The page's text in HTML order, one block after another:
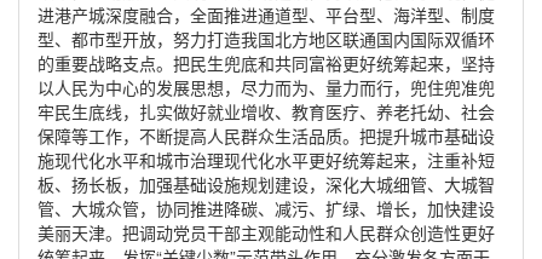
进港产城深度融合，全面推进通道型、平台型、海洋型、制度
型、都市型开放，努力打造我国北方地区联通国内国际双循环
的重要战略支点。把民生兜底和共同富裕更好统筹起来，坚持
以人民为中心的发展思想，尽力而为、量力而行，兜住兜准兜
牢民生底线，扎实做好就业增收、教育医疗、 养老托幼、 社会
保障等工作，不断提高人民群众生活品质。 把提升城市基础设
施现代化水平和城市治理现代化水平更好统筹起来，注重补短
板、扬长板，加强基础设施规划建设，深化大城细管、大城智
管、大城众管，协同推进降碳、减污、扩绿、增长，加快建设
美丽天津。把调动党员干部主观能动性和人民群众创造性更好